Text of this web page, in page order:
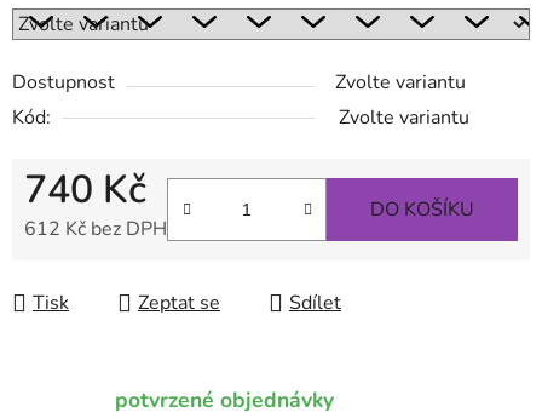
Dostupnost
Zvolte variantu
Kód:
Zvolte variantu
740 Kč
612 Kč bez DPH
DO KOŠÍKU
Tisk Zeptat se Sdílet
potvrzené objednávky